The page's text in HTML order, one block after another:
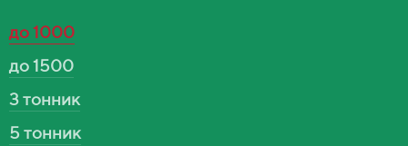
до 1000
до 1500
3 тонник
5 тонник